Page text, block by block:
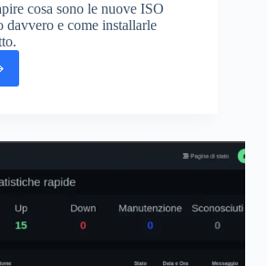
cosa sono le nuove ISO
e come installarle